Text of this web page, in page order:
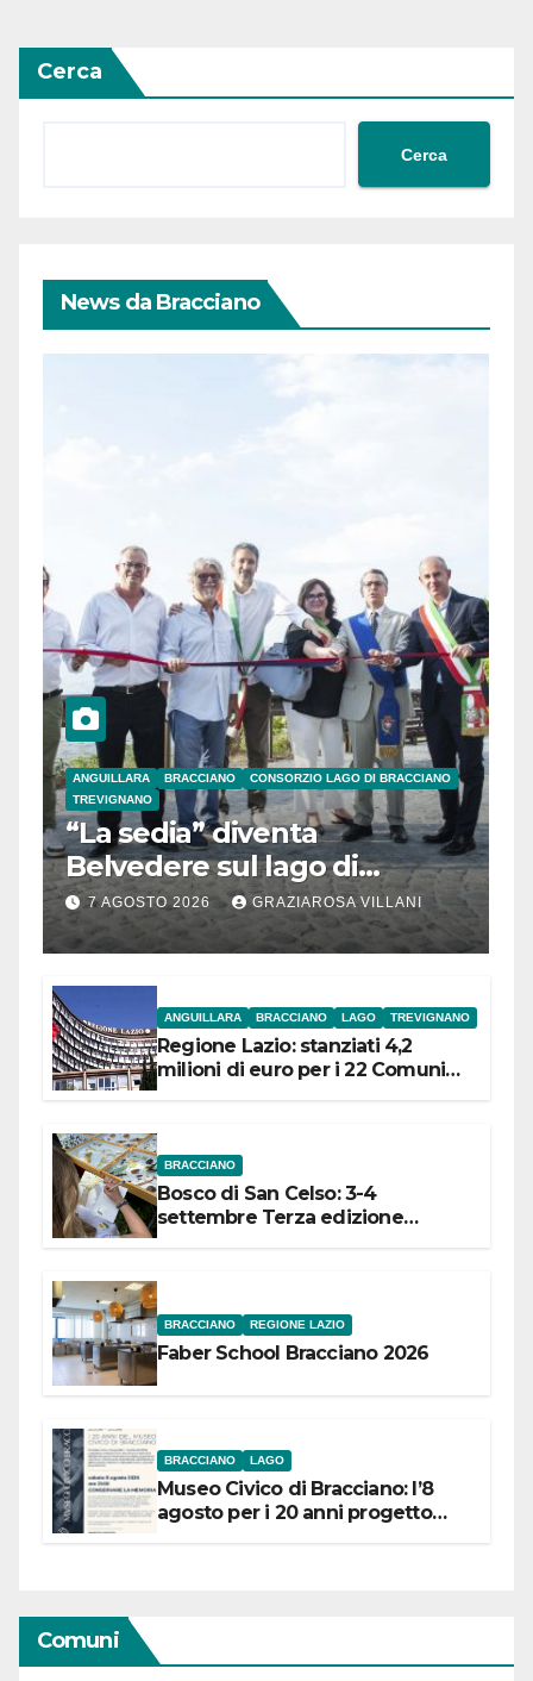
Cerca
Cerca
News da Bracciano
ANGUILLARA BRACCIANO
CONSORZIO LAGO DI BRACCIANO
TREVIGNANO
“La sedia” diventa
Belvedere sul lago di
Bracciano: ieri
l’inaugurazione
7 AGOSTO 2026 GRAZIAROSA VILLANI
ANGUILLARA BRACCIANO LAGO TREVIGNANO
Regione Lazio: stanziati 4,2
milioni di euro per i 22 Comuni
BRACCIANO
Bosco di San Celso: 3-4
settembre Terza edizione
BRACCIANO REGIONE LAZIO
Faber School Bracciano 2026
BRACCIANO LAGO
Museo Civico di Bracciano: l’8
agosto per i 20 anni progetto
Comuni